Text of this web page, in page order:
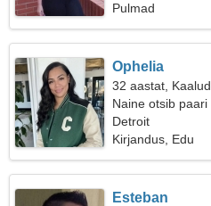
Pulmad
Ophelia
32 aastat, Kaalud
Naine otsib paari
Detroit
Kirjandus, Edu
Esteban